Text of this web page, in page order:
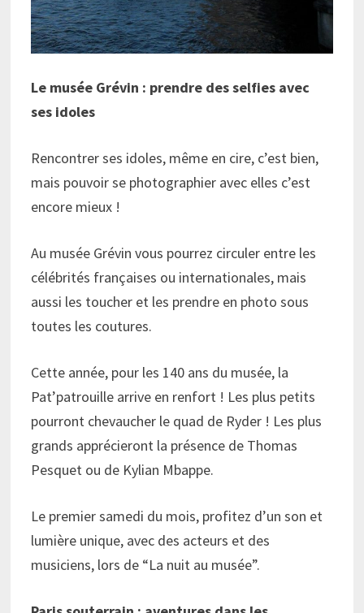
Le musée Grévin : prendre des selfies avec
ses idoles
Rencontrer ses idoles, même en cire, c’est bien,
mais pouvoir se photographier avec elles c’est
encore mieux !
Au musée Grévin vous pourrez circuler entre les
célébrités françaises ou internationales, mais
aussi les toucher et les prendre en photo sous
toutes les coutures.
Cette année, pour les 140 ans du musée, la
Pat’patrouille arrive en renfort ! Les plus petits
pourront chevaucher le quad de Ryder ! Les plus
grands apprécieront la présence de Thomas
Pesquet ou de Kylian Mbappe.
Le premier samedi du mois, profitez d’un son et
lumière unique, avec des acteurs et des
musiciens, lors de “La nuit au musée”.